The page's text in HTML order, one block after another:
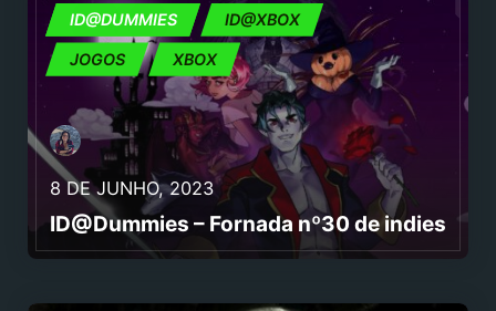
ID@DUMMIES ID@XBOX
JOGOS XBOX
8 DE JUNHO, 2023
ID@Dummies – Fornada nº30 de indies
ID@DUMMIES